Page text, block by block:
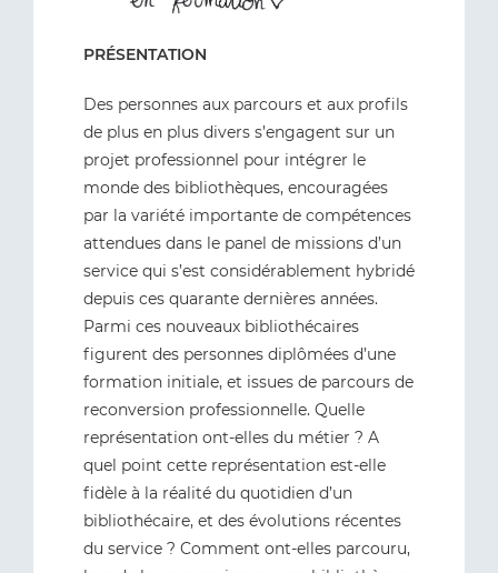
PRÉSENTATION
Des personnes aux parcours et aux profils
de plus en plus divers s’engagent sur un
projet professionnel pour intégrer le
monde des bibliothèques, encouragées
par la variété importante de compétences
attendues dans le panel de missions d’un
service qui s’est considérablement hybridé
depuis ces quarante dernières années.
Parmi ces nouveaux bibliothécaires
figurent des personnes diplômées d’une
formation initiale, et issues de parcours de
reconversion professionnelle. Quelle
représentation ont-elles du métier ? A
quel point cette représentation est-elle
fidèle à la réalité du quotidien d’un
bibliothécaire, et des évolutions récentes
du service ? Comment ont-elles parcouru,